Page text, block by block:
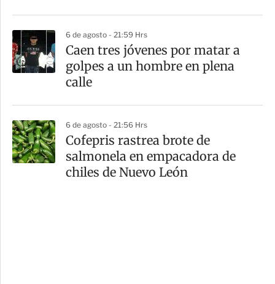
6 de agosto - 21:59 Hrs
Caen tres jóvenes por matar a
golpes a un hombre en plena
calle
6 de agosto - 21:56 Hrs
Cofepris rastrea brote de
salmonela en empacadora de
chiles de Nuevo León